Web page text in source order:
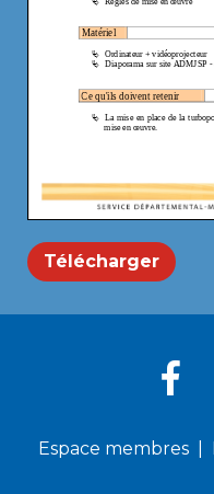
Télécharger
Espace membres